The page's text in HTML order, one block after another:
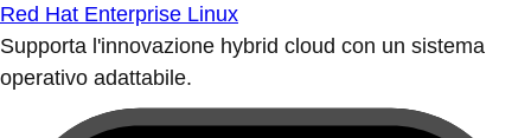
Red Hat Enterprise Linux
Supporta l'innovazione hybrid cloud con un sistema
operativo adattabile.